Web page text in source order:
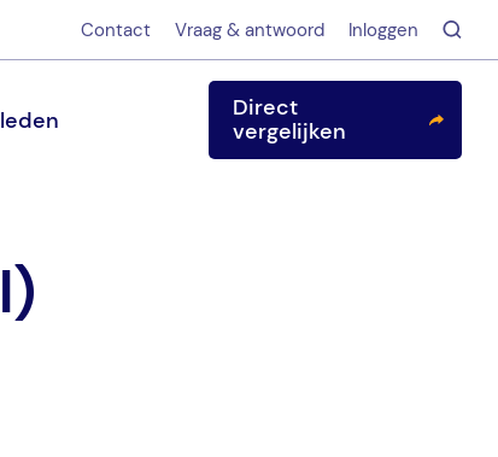
Contact Vraag & antwoord Inloggen
Direct
vergelijken